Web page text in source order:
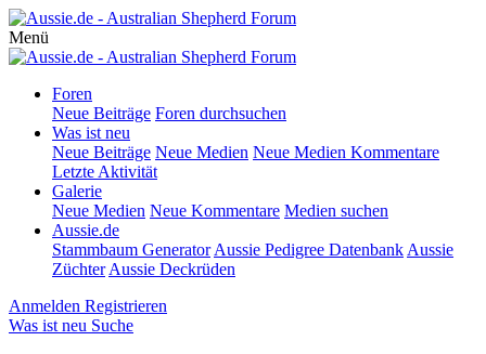
Menü
Foren
Neue Beiträge Foren durchsuchen
Was ist neu
Neue Beiträge Neue Medien Neue Medien Kommentare
Letzte Aktivität
Galerie
Neue Medien Neue Kommentare Medien suchen
Aussie.de
Stammbaum Generator Aussie Pedigree Datenbank Aussie
Züchter Aussie Deckrüden
Anmelden Registrieren
Was ist neu Suche